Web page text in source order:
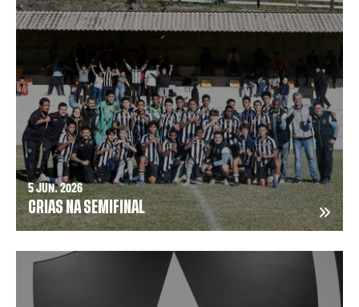
5 JUN. 2026
CRIAS NA SEMIFINAL